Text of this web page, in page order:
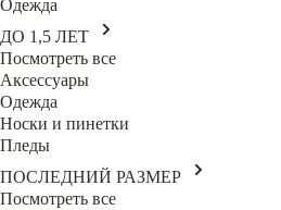
Одежда
ДО 1,5 ЛЕТ
Посмотреть все
Аксессуары
Одежда
Носки и пинетки
Пледы
ПОСЛЕДНИЙ РАЗМЕР
Посмотреть все